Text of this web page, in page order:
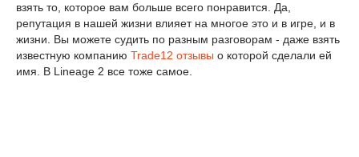
взять то, которое вам больше всего понравится. Да,
репутация в нашей жизни влияет на многое это и в игре, и в
жизни. Вы можете судить по разным разговорам - даже взять
известную компанию Trade12 отзывы о которой сделали ей
имя. В Lineage 2 все тоже самое.